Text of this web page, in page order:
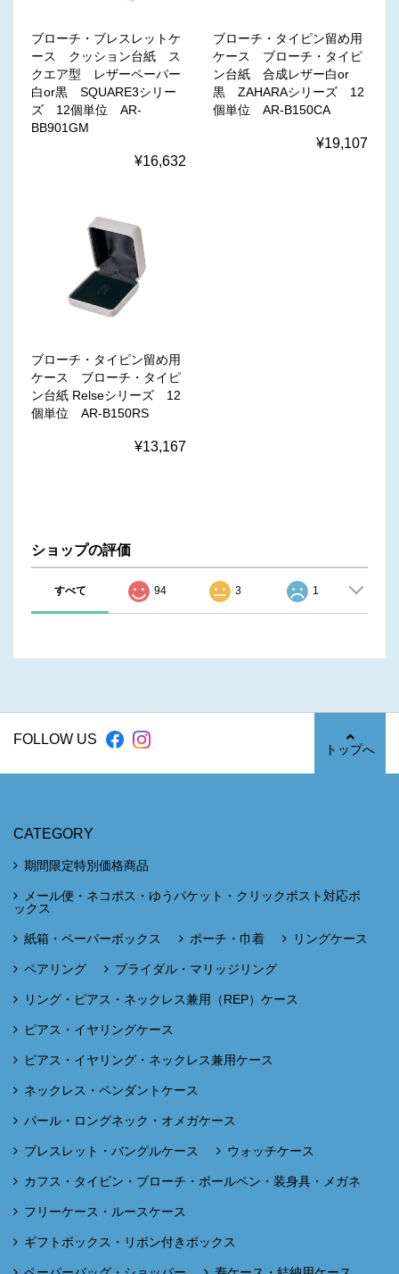
ブローチ・ブレスレットケ
ース クッション台紙 ス
クエア型 レザーペーパー
白or黒 SQUARE3シリー
ズ 12個単位 AR-
BB901GM
¥16,632
ブローチ・タイピン留め用
ケース ブローチ・タイピ
ン台紙 合成レザー白or
黒 ZAHARAシリーズ 12
個単位 AR-B150CA
¥19,107
ブローチ・タイピン留め用
ケース ブローチ・タイピ
ン台紙 Relseシリーズ 12
個単位 AR-B150RS
¥13,167
ショップの評価
すべて 94 3 1
FOLLOW US
トップへ
CATEGORY
期間限定特別価格商品
メール便・ネコポス・ゆうパケット・クリックポスト対応ボ
ックス
紙箱・ペーパーボックス ポーチ・巾着 リングケース
ペアリング ブライダル・マリッジリング
リング・ピアス・ネックレス兼用（REP）ケース
ピアス・イヤリングケース
ピアス・イヤリング・ネックレス兼用ケース
ネックレス・ペンダントケース
パール・ロングネック・オメガケース
ブレスレット・バングルケース ウォッチケース
カフス・タイピン・ブローチ・ボールペン・装身具・メガネ
フリーケース・ルースケース
ギフトボックス・リボン付きボックス